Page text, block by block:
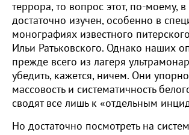
террора, то вопрос этот, по-моему,
достаточно изучен, особенно в
монографиях известного
Ильи Ратьковского. Однако наших
прежде всего из лагеря
убедить, кажется, ничем. Они
массовость и систематичность
сводят все лишь к «отдельным
Но достаточно посмотреть на